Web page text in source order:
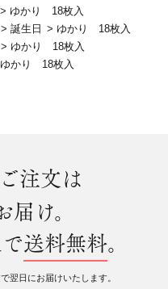
>ゆかり 18枚入
>誕生日 > ゆかり 18枚入
>ゆかり 18枚入
ゆかり 18枚入
注文は
届け。
送料無料。
翌日にお届けいたします。